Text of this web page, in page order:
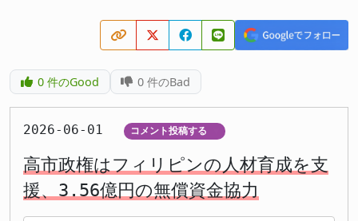
0件のGood 0 件のBad
2026-06-01 コメント投稿する
高市政権はフィリピンの人材育成を支
援、3.56億円の無償資金協力